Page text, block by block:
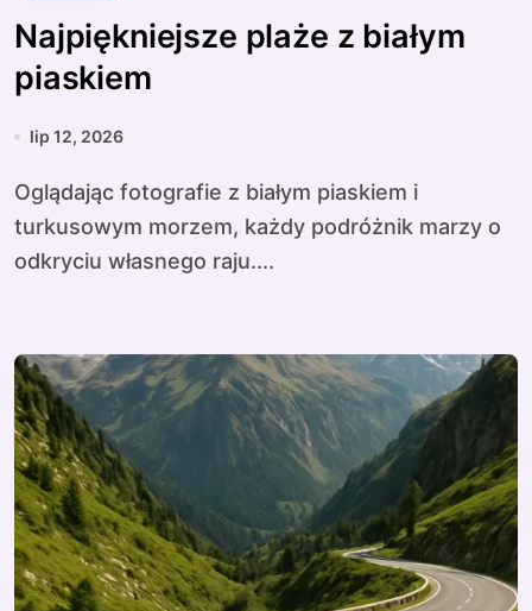
Najpiękniejsze plaże z białym
piaskiem
lip 12, 2026
Oglądając fotografie z białym piaskiem i
turkusowym morzem, każdy podróżnik marzy o
odkryciu własnego raju....